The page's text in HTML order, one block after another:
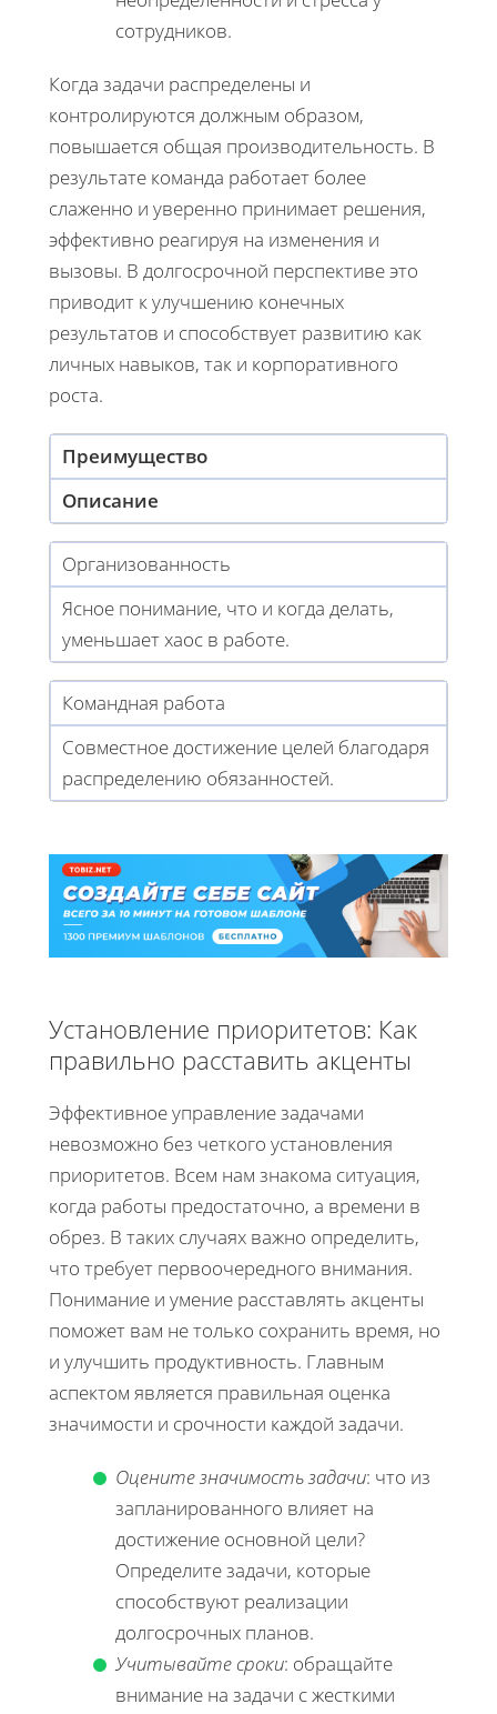
сотрудников.
Когда задачи распределены и
контролируются должным образом,
повышается общая производительность. В
результате команда работает более
слаженно и уверенно принимает решения,
эффективно реагируя на изменения и
вызовы. В долгосрочной перспективе это
приводит к улучшению конечных
результатов и способствует развитию как
личных навыков, так и корпоративного
роста.
Преимущество
Описание
Организованность
Ясное понимание, что и когда делать,
уменьшает хаос в работе.
Командная работа
Совместное достижение целей благодаря
распределению обязанностей.
Установление приоритетов: Как
правильно расставить акценты
Эффективное управление задачами
невозможно без четкого установления
приоритетов. Всем нам знакома ситуация,
когда работы предостаточно, а времени в
обрез. В таких случаях важно определить,
что требует первоочередного внимания.
Понимание и умение расставлять акценты
поможет вам не только сохранить время, но
и улучшить продуктивность. Главным
аспектом является правильная оценка
значимости и срочности каждой задачи.
Оцените значимость задачи: что из
запланированного влияет на
достижение основной цели?
Определите задачи, которые
способствуют реализации
долгосрочных планов.
Учитывайте сроки: обращайте
внимание на задачи с жесткими